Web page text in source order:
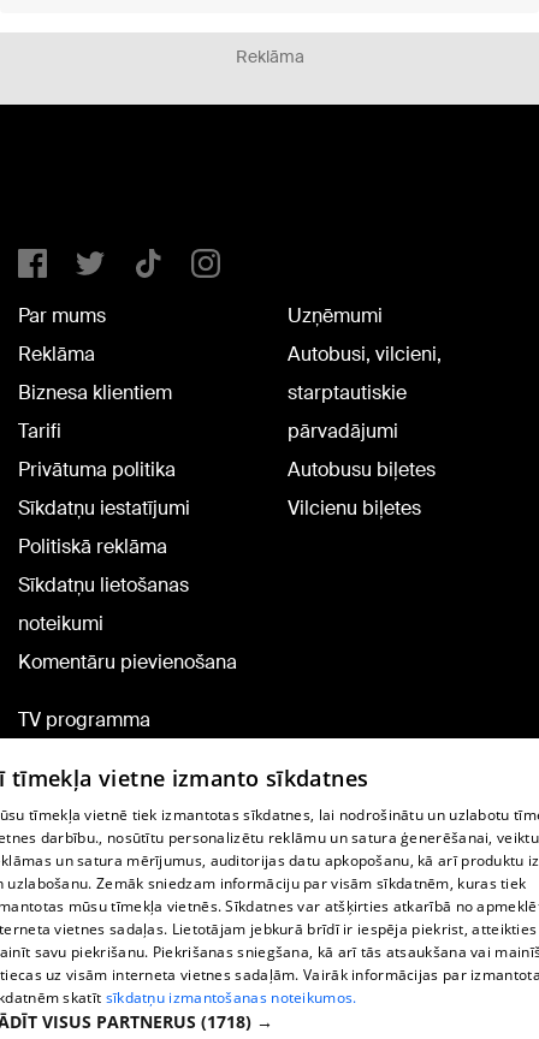
Reklāma
Par mums
Reklāma
Biznesa klientiem
Tarifi
Privātuma politika
Sīkdatņu iestatījumi
Politiskā reklāma
Sīkdatņu lietošanas
noteikumi
Komentāru pievienošana
Uzņēmumi
Autobusi, vilcieni,
starptautiskie
pārvadājumi
Autobusu biļetes
Vilcienu biļetes
TV programma
360 Ziņu kontakti
Helio Media
Portāla palīdzības dienests: e-pasts - info@1188.lv
Copyright © 2004-2026 SIA HELIO MEDIA.
All rights reserved.
tīmekļa vietne izmanto sīkdatnes
tīmekļa vietnē tiek izmantotas sīkdatnes, lai nodrošinātu un uzlabotu
darbību., nosūtītu personalizētu reklāmu un satura ģenerēšanai, veiktu
un satura mērījumus, auditorijas datu apkopošanu, kā arī produktu
uzlabošanu. Zemāk sniedzam informāciju par visām sīkdatnēm, kuras tiek
mūsu tīmekļa vietnēs. Sīkdatnes var atšķirties atkarībā no
vietnes sadaļas. Lietotājam jebkurā brīdī ir iespēja piekrist,
savu piekrišanu. Piekrišanas sniegšana, kā arī tās atsaukšana vai
uz visām interneta vietnes sadaļām. Vairāk informācijas par
skatīt sīkdatņu izmantošanas noteikumos.
VISUS PARTNERUS (1718) →